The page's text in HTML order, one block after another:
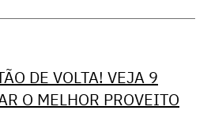
DE VOLTA! VEJA 9
O MELHOR PROVEITO